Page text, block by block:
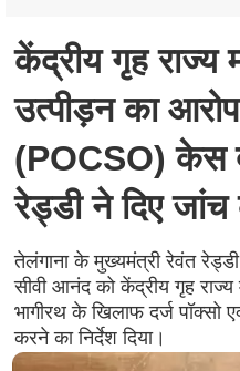
केंद्रीय गृह राज्य
उत्पीड़न का
(POCSO) केस
रेड्डी ने दिए
तेलंगाना के मुख्यमंत्री रेवंत
सीवी आनंद को केंद्रीय गृह
भागीरथ के खिलाफ दर्ज
करने का निर्देश दिया।